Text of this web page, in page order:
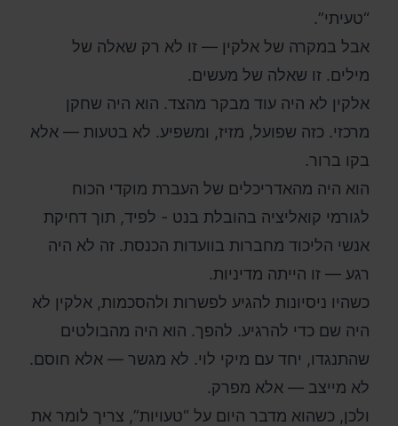
“טעיתי”.
אבל במקרה של אלקין — זו לא רק שאלה של
מילים. זו שאלה של מעשים.
אלקין לא היה עוד מבקר מהצד. הוא היה שחקן
מרכזי. כזה שפועל, מזיז, ומשפיע. לא בטעות — אלא
בקו ברור.
הוא היה מהאדריכלים של העברת מוקדי הכוח
לגורמי קואליציה בהובלת בנט - לפיד, תוך דחיקת
אנשי הליכוד מחברות בוועדות הכנסת. זה לא היה
רגע — זו הייתה מדיניות.
כשהיו ניסיונות להגיע לפשרות ולהסכמות, אלקין לא
היה שם כדי להרגיע. להפך. הוא היה מהבולטים
שהתנגדו, יחד עם מיקי לוי. לא מגשר — אלא חוסם.
לא מייצב — אלא מפרק.
ולכן, כשהוא מדבר היום על “טעויות”, צריך לומר את